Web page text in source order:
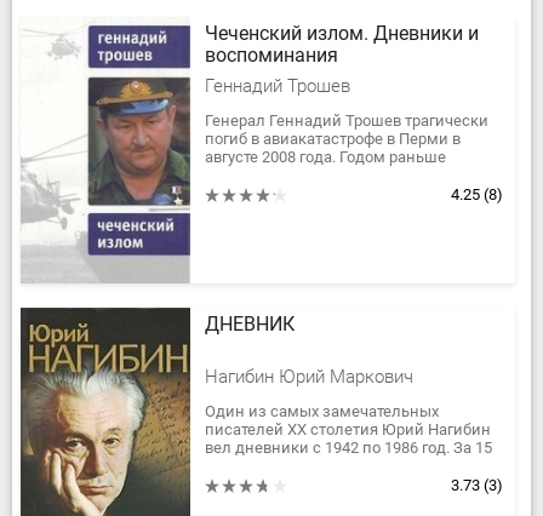
Чеченский излом. Дневники и
воспоминания
Геннадий Трошев
Генерал Геннадий Трошев трагически
погиб в авиакатастрофе в Перми в
августе 2008 года. Годом раньше
войск на Северном Кавказе взялся...
4.25 (8)
ДНЕВНИК
Нагибин Юрий Маркович
Один из самых замечательных
писателей XX столетия Юрий Нагибин
вел дневники с 1942 по 1986 год. За 15
дневники в публикацию,...
3.73 (3)